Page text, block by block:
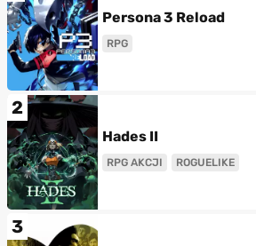
Persona 3 Reload
RPG
2
Hades II
RPG AKCJI ROGUELIKE
3